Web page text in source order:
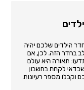
הילדים שלכם יהיה
בחדר הזה. לכן, אם
תאורה היא עולם
שכדאי לקחת בחשבון
וקבלו מספר רעיונות